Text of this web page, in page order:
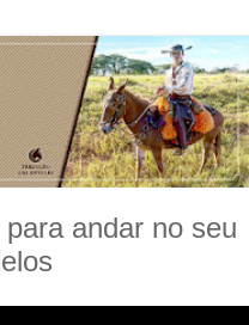
andar no seu